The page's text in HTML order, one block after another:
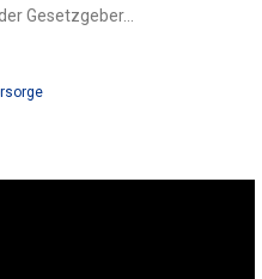
Gesetzgeber...